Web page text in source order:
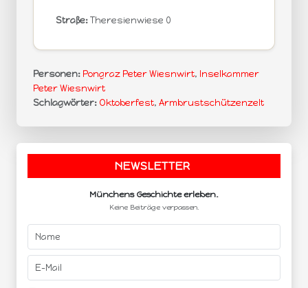
Straße: Theresienwiese 0
Personen: Pongraz Peter Wiesnwirt, Inselkammer
Peter Wiesnwirt
Schlagwörter: Oktoberfest, Armbrustschützenzelt
NEWSLETTER
Münchens Geschichte erleben.
Keine Beiträge verpassen.